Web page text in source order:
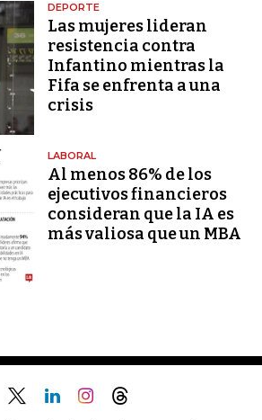
DEPORTE
Las mujeres lideran
resistencia contra
Infantino mientras la
Fifa se enfrenta a una
crisis
LABORAL
Al menos 86% de los
ejecutivos financieros
consideran que la IA es
más valiosa que un MBA